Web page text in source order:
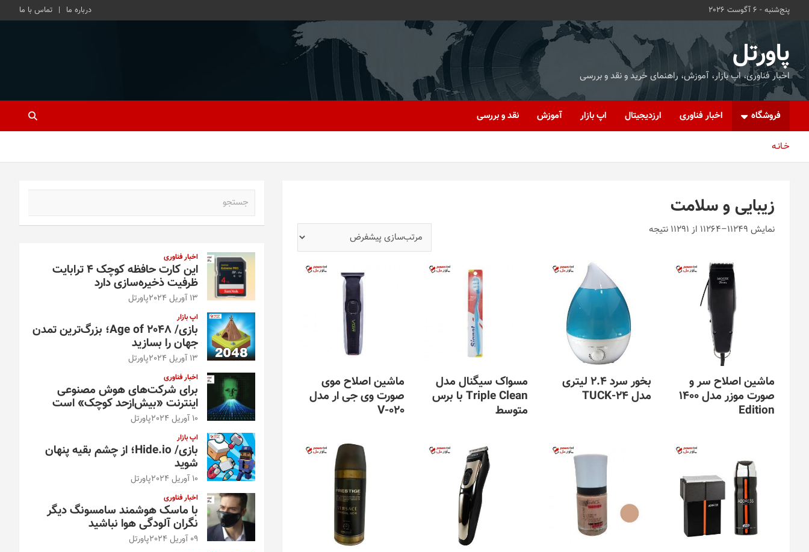
پنج‌شنبه - 6 آگوست 2026 درباره ما تماس با ما
پاورتل
اخبار فناوری، اپ بازار، آموزش، راهنمای خرید و نقد و بررسی
فروشگاه اخبار فناوری ارزدیجیتال اپ بازار آموزش نقد و بررسی
خـانـه
زیبایی و سلامت
نمایش 11249–11264 از 11291 نتیجه
ماشین اصلاح سر و
صورت موزر مدل 1400
Edition
بخور سرد 2.4 لیتری
مدل TUCK-24
مسواک سیگنال مدل
Triple Clean با برس
متوسط
ماشین اصلاح موی
صورت وی جی ار مدل
V-020
اخبار فناوری
این کارت حافظه کوچک ۴ ترابایت
ظرفیت ذخیره‌سازی دارد
13 آوریل 2024 پاورتل
اپ بازار
بازی/ Age of 2048؛ بزرگ‌ترین تمدن
جهان را بسازید
13 آوریل 2024 پاورتل
اخبار فناوری
برای شرکت‌های هوش مصنوعی
اینترنت «بیش‌از‌حد کوچک» است
10 آوریل 2024 پاورتل
اپ بازار
بازی/ Hide.io؛ از چشم بقیه پنهان
شوید
10 آوریل 2024 پاورتل
اخبار فناوری
با ماسک هوشمند سامسونگ دیگر
نگران آلودگی هوا نباشید
09 آوریل 2024 پاورتل